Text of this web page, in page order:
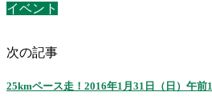
イベント
次の記事
25kmペース走！2016年1月31日（日）午前